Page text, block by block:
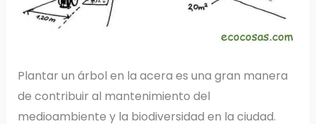
Plantar un árbol en la acera es una gran manera
de contribuir al mantenimiento del
medioambiente y la biodiversidad en la ciudad.